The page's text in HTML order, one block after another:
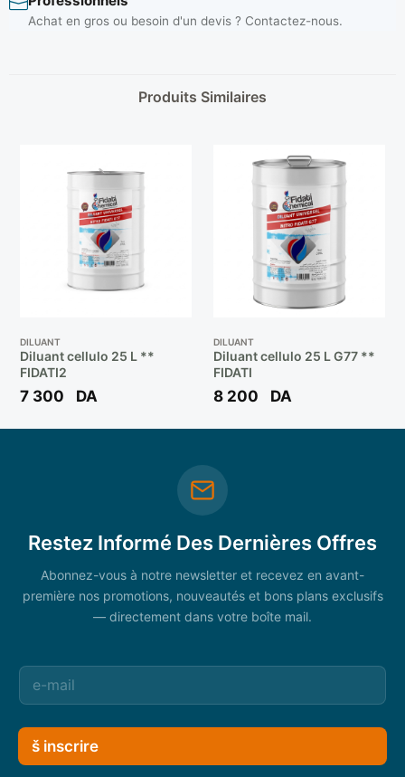
Achat en gros ou besoin d'un devis ? Contactez-nous.
Produits Similaires
DILUANT
Diluant cellulo 25 L **
FIDATI2
7 300 DA
DILUANT
Diluant cellulo 25 L G77 **
FIDATI
8 200 DA
Restez Informé Des Dernières Offres
Abonnez-vous à notre newsletter et recevez en avant-
première nos promotions, nouveautés et bons plans exclusifs
— directement dans votre boîte mail.
š inscrire